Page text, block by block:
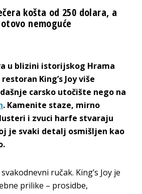
košta od 250 dolara, a
nemoguće
u blizini istorijskog Hrama
King’s Joy više
carsko utočište nego na
. Kamenite staze, mirno
i zvuci harfe stvaraju
je svaki detalj osmišljen kao
ručak. King’s Joy je
prilike – prosidbe,